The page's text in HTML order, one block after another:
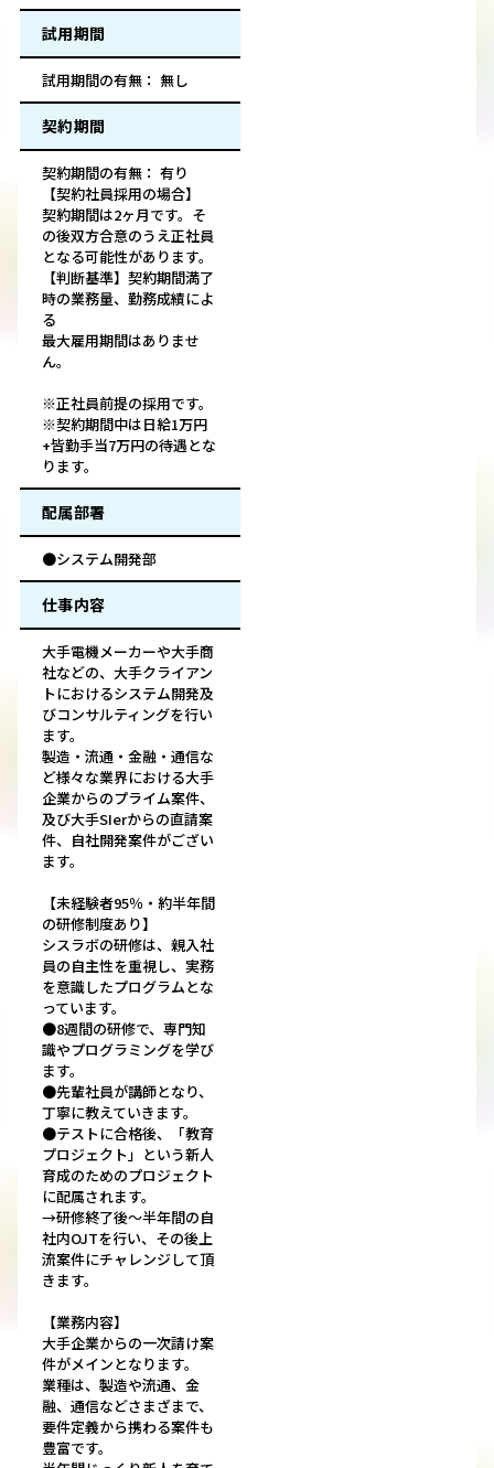
試用期間
試用期間の有無： 無し
契約期間
契約期間の有無： 有り
【契約社員採用の場合】
契約期間は2ヶ月です。そ
の後双方合意のうえ正社員
となる可能性があります。
【判断基準】契約期間満了
時の業務量、勤務成績によ
る
最大雇用期間はありませ
ん。
※正社員前提の採用です。
※契約期間中は日給1万円
+皆勤手当7万円の待遇とな
ります。
配属部署
●システム開発部
仕事内容
大手電機メーカーや大手商
社などの、大手クライアン
トにおけるシステム開発及
びコンサルティングを行い
ます。
製造・流通・金融・通信な
ど様々な業界における大手
企業からのプライム案件、
及び大手SIerからの直請案
件、自社開発案件がござい
ます。
【未経験者95％・約半年間
の研修制度あり】
シスラボの研修は、親入社
員の自主性を重視し、実務
を意識したプログラムとな
っています。
●8週間の研修で、専門知
識やプログラミングを学び
ます。
●先輩社員が講師となり、
丁寧に教えていきます。
●テストに合格後、「教育
プロジェクト」という新人
育成のためのプロジェクト
に配属されます。
→研修終了後～半年間の自
社内OJTを行い、その後上
流案件にチャレンジして頂
きます。
【業務内容】
大手企業からの一次請け案
件がメインとなります。
業種は、製造や流通、金
融、通信などさまざまで、
要件定義から携わる案件も
豊富です。